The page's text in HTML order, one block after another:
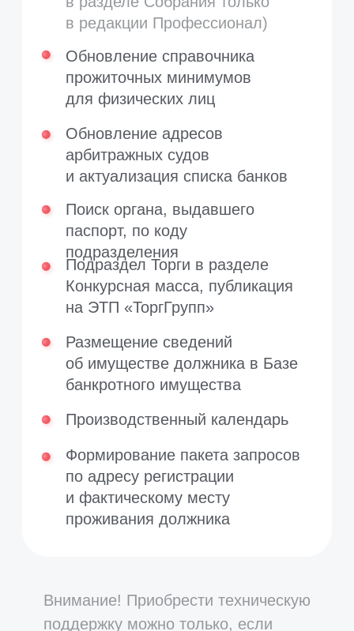
Центр загрузок
+7 (499) 673-03-37
Служба поддержки работает:
пн-пт 7:00-19:00 (МСК)
Вебинары
События
support@russianit.ru
пишите в любое время
© 2023—2026
Политика конфиденциальности
ООО «ПАУ»